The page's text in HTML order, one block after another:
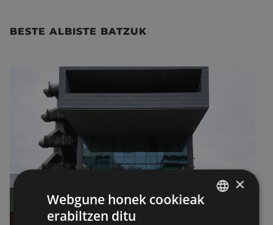
BESTE ALBISTE BATZUK
×
Webgune honek cookieak
erabiltzen ditu